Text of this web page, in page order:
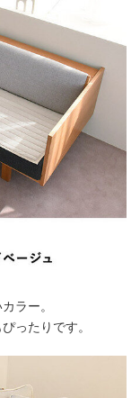
ラー。
ったりです。